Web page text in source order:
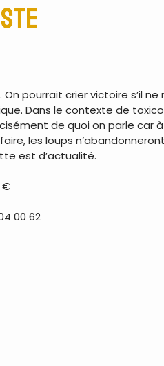
pourrait crier victoire s’il
Dans le contexte de
de quoi on parle car
les loups
est d’actualité.
€
00 62